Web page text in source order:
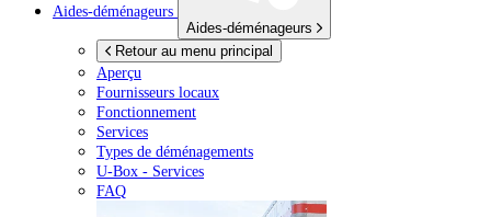
Aides-déménageurs
Aides-déménageurs
Retour au menu principal
Aperçu
Fournisseurs locaux
Fonctionnement
Services
Types de déménagements
U-Box - Services
FAQ